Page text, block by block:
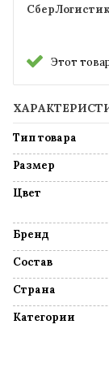
Этот
Тип товара
Размер
Цвет
Бренд
Состав
Страна
Категории